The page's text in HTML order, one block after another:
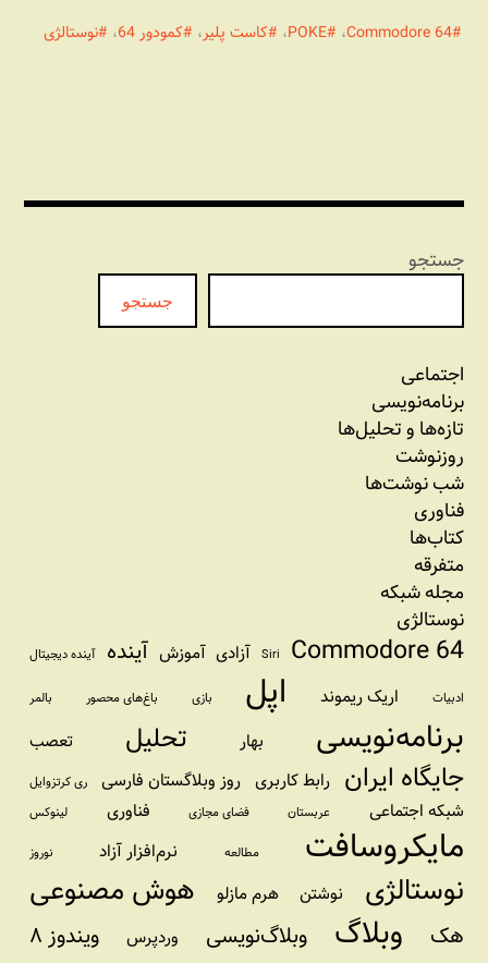
Commodore 64، POKE، کاست پلیر، کمودور 64 ، نوستالژی
جستجو
جستجو
اجتماعی
برنامه‏‌نویسی
تازه‌‌ها و تحلیل‌ها
روزنوشت
شب نوشت‌ها
فناوری
کتاب‌ها
متفرقه
مجله شبکه
نوستالژی
Commodore 64
Siri آزادی آموزش آینده آینده دیجیتال
ادبیات اریک ریموند اپل بازی باغ‌های محصور بالمر
برنامه‌نویسی بهار تحلیل تعصب
جایگاه ایران رابط کاربری روز وبلاگستان فارسی ری کرتزوایل
شبکه اجتماعی عربستان فضای مجازی فناوری لینوکس
مایکروسافت مطالعه نرم‌افزار آزاد نوروز
نوستالژی نوشتن هرم مازلو هوش مصنوعی
هک وبلاگ وبلاگ‌نویسی وردپرس
ویندوز ۸